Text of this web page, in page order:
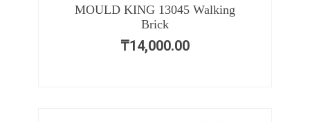
MOULD KING 13045 Walking
Brick
₸14,000.00